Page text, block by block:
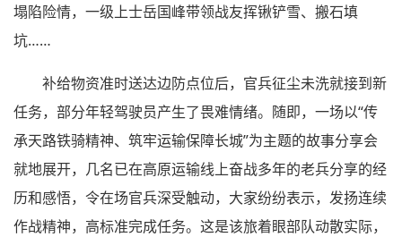
塌陷险情，一级上士岳国峰带领战友挥锹铲雪、搬石填
坑……
补给物资准时送达边防点位后，官兵征尘未洗就接到新
任务，部分年轻驾驶员产生了畏难情绪。随即，一场以“传
承天路铁骑精神、筑牢运输保障长城”为主题的故事分享会
就地展开，几名已在高原运输线上奋战多年的老兵分享的经
历和感悟，令在场官兵深受触动，大家纷纷表示，发扬连续
作战精神，高标准完成任务。这是该旅着眼部队动散实际，